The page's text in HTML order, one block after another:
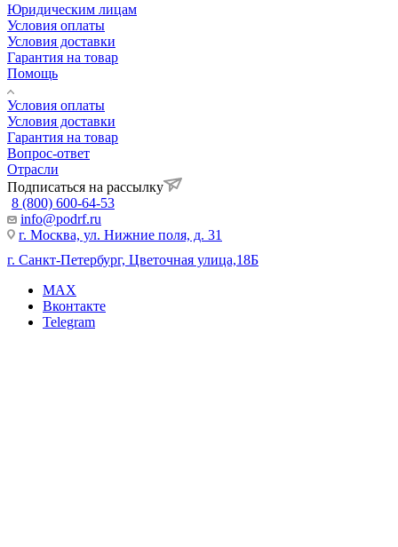
Юридическим лицам
Условия оплаты
Условия доставки
Гарантия на товар
Помощь
Условия оплаты
Условия доставки
Гарантия на товар
Вопрос-ответ
Отрасли
Подписаться на рассылку
8 (800) 600-64-53
info@podrf.ru
г. Москва, ул. Нижние поля, д. 31
г. Санкт-Петербург, Цветочная улица,18Б
MAX
Вконтакте
Telegram